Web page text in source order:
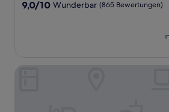
9.0
9,0/10 Wunderbar (865 Bewertungen)
Waterloo Suites Hotel, Trademark